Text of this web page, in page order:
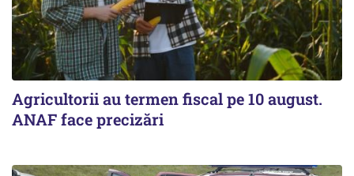
Agricultorii au termen fiscal pe 10 august.
ANAF face precizări